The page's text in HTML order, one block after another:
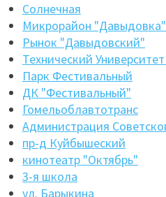
Солнечная
Микрорайон "Давыдовка"
Рынок "Давыдовский"
Технический
Парк Фестивальный
ДК "Фестивальный"
Гомельоблавтотранс
Администрация
пр-д Куйбышеский
кинотеатр "Октябрь"
3-я школа
ул. Барыкина